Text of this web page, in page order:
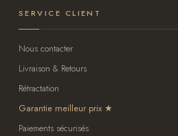
SERVICE CLIENT
Nous contacter
Livraison & Retours
Rétractation
Garantie meilleur prix
Paiements sécurisés